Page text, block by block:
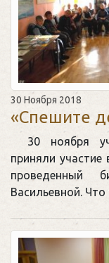
30 Ноября 2018
«Спешите
30 ноября
приняли
проведенный
Васильевной.